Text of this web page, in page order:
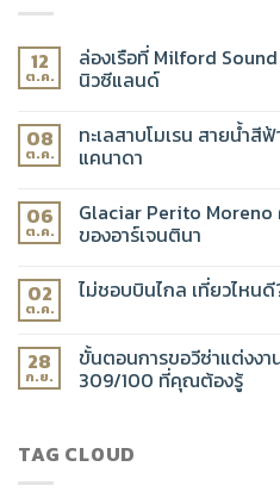
12
ต.ค.
ล่องเรือที่ Milford
นิวซีแลนด์
08
ต.ค.
ทะเลสาบโมเรน สายน้ำสี
แคนาดา
06
ต.ค.
Glaciar Perito
ของอาร์เจนตินา
02
ต.ค.
ไม่ชอบบินไกล เที่ยวไหน
28
ก.ย.
ขั้นตอนการขอวีซ่าแต่งงา
309/100 ที่คุณต้องรู้
TAG CLOUD